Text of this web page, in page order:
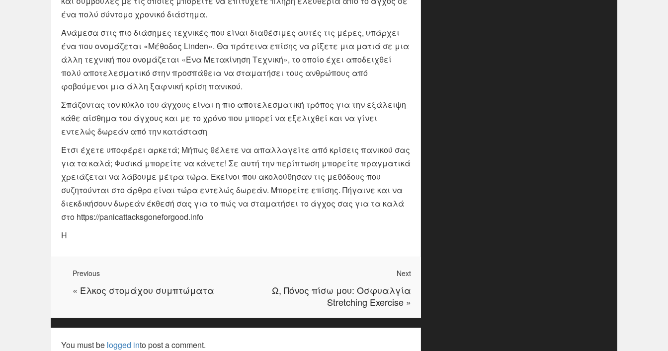
ένα πολύ σύντομο χρονικό διάστημα.
Ανάμεσα στις πιο διάσημες τεχνικές που είναι διαθέσιμες αυτές τις μέρες, υπάρχει
ένα που ονομάζεται «Μέθοδος Linden». Θα πρότεινα επίσης να ρίξετε μια ματιά σε μια
άλλη τεχνική που ονομάζεται «Ένα Μετακίνηση Τεχνική», το οποίο έχει αποδειχθεί
πολύ αποτελεσματικό στην προσπάθεια να σταματήσει τους ανθρώπους από
φοβούμενοι μια άλλη ξαφνική κρίση πανικού.
Σπάζοντας τον κύκλο του άγχους είναι η πιο αποτελεσματική τρόπος για την εξάλειψη
κάθε αίσθημα του άγχους και με το χρόνο που μπορεί να εξελιχθεί και να γίνει
εντελώς δωρεάν από την κατάσταση
Έτσι έχετε υποφέρει αρκετά; Μήπως θέλετε να απαλλαγείτε από κρίσεις πανικού σας
για τα καλά; Φυσικά μπορείτε να κάνετε! Σε αυτή την περίπτωση μπορείτε πραγματικά
χρειάζεται να λάβουμε μέτρα τώρα. Εκείνοι που ακολούθησαν τις μεθόδους που
συζητούνται στο άρθρο είναι τώρα εντελώς δωρεάν. Μπορείτε επίσης. Πήγαινε και να
διεκδικήσουν δωρεάν έκθεσή σας για το πώς να σταματήσει το άγχος σας για τα καλά
στο https://panicattacksgoneforgood.info
Η
Next
Ω, Πόνος πίσω μου: Οσφυαλγία
Stretching Exercise »
Previous
« Έλκος στομάχου συμπτώματα
You must be logged into post a comment.